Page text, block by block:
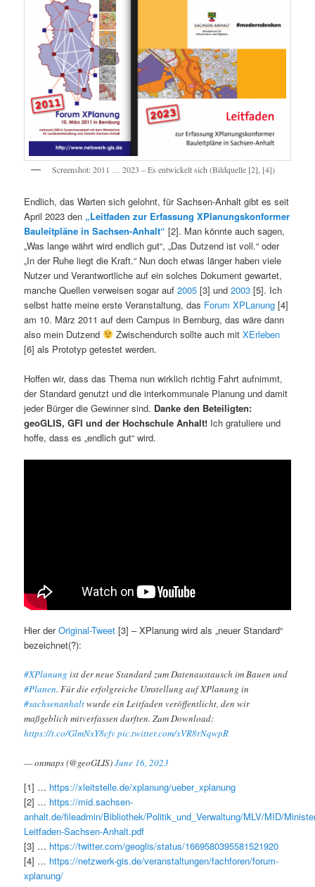
Screenshot: 2011 … 2023 – Es entwickelt sich (Bildquelle [2], [4])
Endlich, das Warten sich gelohnt, für Sachsen-Anhalt gibt es seit
April 2023 den „Leitfaden zur Erfassung XPlanungskonformer
Bauleitpläne in Sachsen-Anhalt“ [2]. Man könnte auch sagen,
„Was lange währt wird endlich gut“, „Das Dutzend ist voll.“ oder
„In der Ruhe liegt die Kraft.“ Nun doch etwas länger haben viele
Nutzer und Verantwortliche auf ein solches Dokument gewartet,
manche Quellen verweisen sogar auf2005 [3] und2003 [5]. Ich
selbst hatte meine erste Veranstaltung, das Forum XPLanung [4]
am 10. März 2011 auf dem Campus in Bernburg, das wäre dann
also mein Dutzend
Zwischendurch sollte auch mit XErleben
[6] als Prototyp getestet werden.
Hoffen wir, dass das Thema nun wirklich richtig Fahrt aufnimmt,
der Standard genutzt und die interkommunale Planung und damit
jeder Bürger die Gewinner sind. Danke den Beteiligten:
geoGLIS, GFI und der Hochschule Anhalt! Ich gratuliere und
hoffe, dass es „endlich gut“ wird.
Hier derOriginal-Tweet [3] – XPlanung wird als „neuer Standard“
bezeichnet(?):
#XPlanung ist der neue Standard zum Datenaustausch im Bauen und
#Planen. Für die erfolgreiche Umstellung auf XPlanung in
#sachsenanhaltwurde ein Leitfaden veröffentlicht, den wir
maßgeblich mitverfassen durften. Zum Download:
https://t.co/GlmNxY8cfvpic.twitter.com/xVR8rNqwpR
— onmaps (@geoGLIS)June 16, 2023
[1] … https://xleitstelle.de/xplanung/ueber_xplanung
[2] … https://mid.sachsen-
anhalt.de/fileadmin/Bibliothek/Politik_und_Verwaltung/MLV/MID/
Leitfaden-Sachsen-Anhalt.pdf
[3] … https://twitter.com/geoglis/status/1669580395581521920
[4] … https://netzwerk-gis.de/veranstaltungen/fachforen/forum-
xplanung/